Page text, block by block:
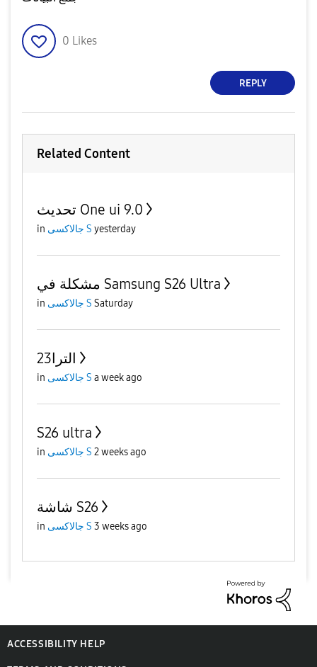
0 Likes
REPLY
Related Content
تحديث One ui 9.0
in جالاكسى S yesterday
مشكلة في Samsung S26 Ultra
in جالاكسى S Saturday
23الترا
in جالاكسى S a week ago
S26 ultra
in جالاكسى S 2 weeks ago
شاشة S26
in جالاكسى S 3 weeks ago
ACCESSIBILITY HELP